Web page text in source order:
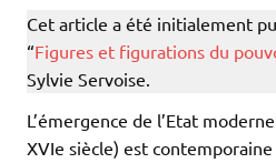
Cet article a été initialement
“Figures et figurations du
Sylvie Servoise.
L’émergence de l’Etat
XVIe siècle) est